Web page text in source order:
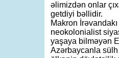
əlimizdən onlar
getdiyi bəllidir.
Makron
neokolonialist
yaşaya bilməyən
Azərbaycanla sülh